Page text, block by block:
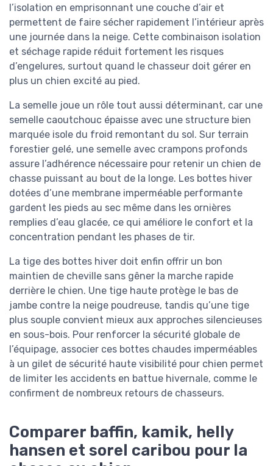
l’isolation en emprisonnant une couche d’air et
permettent de faire sécher rapidement l’intérieur après
une journée dans la neige. Cette combinaison isolation
et séchage rapide réduit fortement les risques
d’engelures, surtout quand le chasseur doit gérer en
plus un chien excité au pied.
La semelle joue un rôle tout aussi déterminant, car une
semelle caoutchouc épaisse avec une structure bien
marquée isole du froid remontant du sol. Sur terrain
forestier gelé, une semelle avec crampons profonds
assure l’adhérence nécessaire pour retenir un chien de
chasse puissant au bout de la longe. Les bottes hiver
dotées d’une membrane imperméable performante
gardent les pieds au sec même dans les ornières
remplies d’eau glacée, ce qui améliore le confort et la
concentration pendant les phases de tir.
La tige des bottes hiver doit enfin offrir un bon
maintien de cheville sans gêner la marche rapide
derrière le chien. Une tige haute protège le bas de
jambe contre la neige poudreuse, tandis qu’une tige
plus souple convient mieux aux approches silencieuses
en sous-bois. Pour renforcer la sécurité globale de
l’équipage, associer ces bottes chaudes imperméables
à un gilet de sécurité haute visibilité pour chien permet
de limiter les accidents en battue hivernale, comme le
confirment de nombreux retours de chasseurs.
Comparer baffin, kamik, helly
hansen et sorel caribou pour la